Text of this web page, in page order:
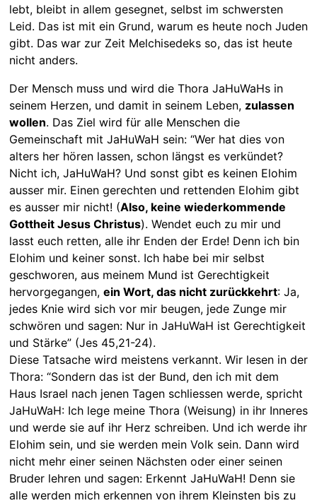
lebt, bleibt in allem gesegnet, selbst im schwersten
Leid. Das ist mit ein Grund, warum es heute noch Juden
gibt. Das war zur Zeit Melchisedeks so, das ist heute
nicht anders.
Der Mensch muss und wird die Thora JaHuWaHs in
seinem Herzen, und damit in seinem Leben, zulassen
wollen. Das Ziel wird für alle Menschen die
Gemeinschaft mit JaHuWaH sein: “Wer hat dies von
alters her hören lassen, schon längst es verkündet?
Nicht ich, JaHuWaH? Und sonst gibt es keinen Elohim
ausser mir. Einen gerechten und rettenden Elohim gibt
es ausser mir nicht! (Also, keine wiederkommende
Gottheit Jesus Christus). Wendet euch zu mir und
lasst euch retten, alle ihr Enden der Erde! Denn ich bin
Elohim und keiner sonst. Ich habe bei mir selbst
geschworen, aus meinem Mund ist Gerechtigkeit
hervorgegangen, ein Wort, das nicht zurückkehrt: Ja,
jedes Knie wird sich vor mir beugen, jede Zunge mir
schwören und sagen: Nur in JaHuWaH ist Gerechtigkeit
und Stärke” (Jes 45,21-24).
Diese Tatsache wird meistens verkannt. Wir lesen in der
Thora: “Sondern das ist der Bund, den ich mit dem
Haus Israel nach jenen Tagen schliessen werde, spricht
JaHuWaH: Ich lege meine Thora (Weisung) in ihr Inneres
und werde sie auf ihr Herz schreiben. Und ich werde ihr
Elohim sein, und sie werden mein Volk sein. Dann wird
nicht mehr einer seinen Nächsten oder einer seinen
Bruder lehren und sagen: Erkennt JaHuWaH! Denn sie
alle werden mich erkennen von ihrem Kleinsten bis zu